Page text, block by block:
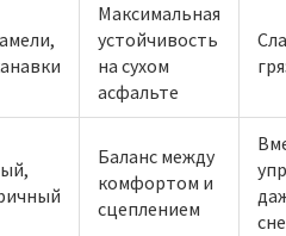
Максимальная
устойчивость
на сухом
асфальте
Баланс между
комфортом и
сцеплением